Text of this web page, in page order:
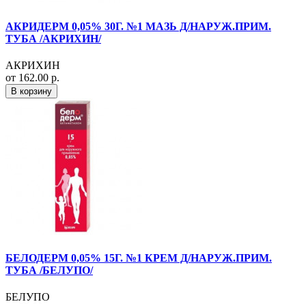
АКРИДЕРМ 0,05% 30Г. №1 МАЗЬ Д/НАРУЖ.ПРИМ.
ТУБА /АКРИХИН/
АКРИХИН
от 162.00 р.
В корзину
БЕЛОДЕРМ 0,05% 15Г. №1 КРЕМ Д/НАРУЖ.ПРИМ.
ТУБА /БЕЛУПО/
БЕЛУПО